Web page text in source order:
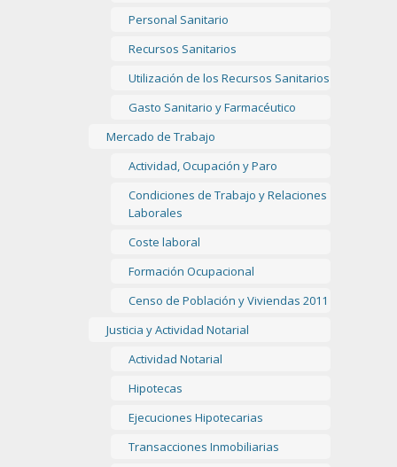
Personal Sanitario
Recursos Sanitarios
Utilización de los Recursos Sanitarios
Gasto Sanitario y Farmacéutico
Mercado de Trabajo
Actividad, Ocupación y Paro
Condiciones de Trabajo y Relaciones
Laborales
Coste laboral
Formación Ocupacional
Censo de Población y Viviendas 2011
Justicia y Actividad Notarial
Actividad Notarial
Hipotecas
Ejecuciones Hipotecarias
Transacciones Inmobiliarias